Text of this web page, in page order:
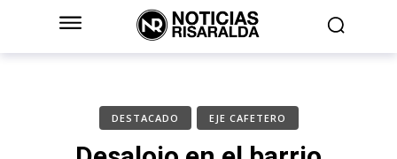
DESTACADO EJE CAFETERO